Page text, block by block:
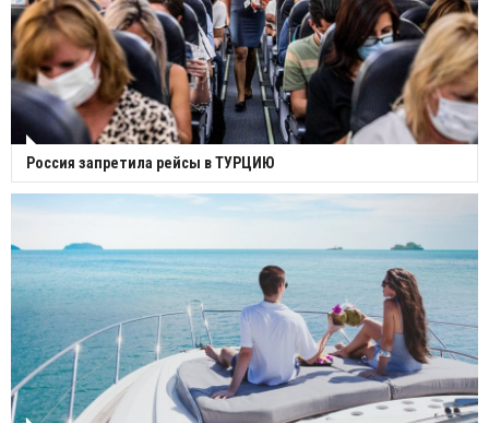
Россия запретила рейсы в ТУРЦИЮ